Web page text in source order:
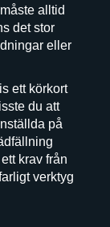
alltid
det stor
eller
ett körkort
du att
på
krav från
verktyg